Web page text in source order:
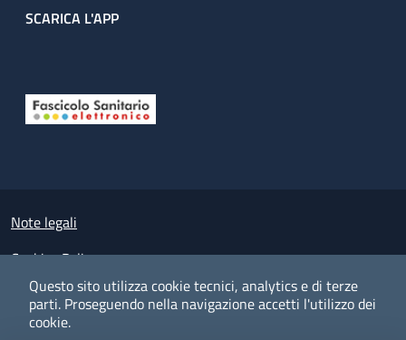
Questo sito utilizza cookie tecnici, analytics e di terze
parti. Proseguendo nella navigazione accetti l'utilizzo dei
cookie.
SCARICA L'APP
Small prints
Note legali
Cookies Policy
Policy privacy e protezione del dato personale
Albo pretorio on-line